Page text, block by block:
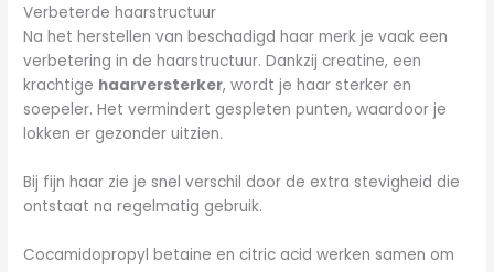
Verbeterde haarstructuur
Na het herstellen van beschadigd haar merk je vaak een
verbetering in de haarstructuur. Dankzij creatine, een
krachtige haarversterker, wordt je haar sterker en
soepeler. Het vermindert gespleten punten, waardoor je
lokken er gezonder uitzien.
Bij fijn haar zie je snel verschil door de extra stevigheid die
ontstaat na regelmatig gebruik.
Cocamidopropyl betaine en citric acid werken samen om